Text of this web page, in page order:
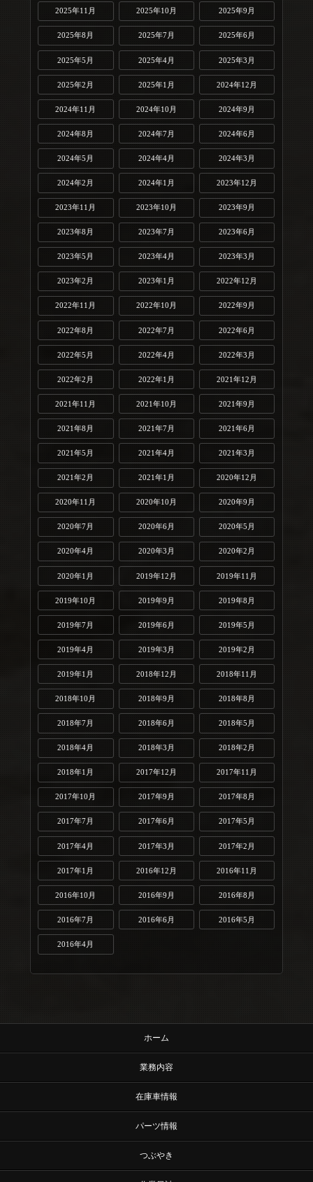
2025年11月 2025年10月 2025年9月
2025年8月 2025年7月 2025年6月
2025年5月 2025年4月 2025年3月
2025年2月 2025年1月 2024年12月
2024年11月 2024年10月 2024年9月
2024年8月 2024年7月 2024年6月
2024年5月 2024年4月 2024年3月
2024年2月 2024年1月 2023年12月
2023年11月 2023年10月 2023年9月
2023年8月 2023年7月 2023年6月
2023年5月 2023年4月 2023年3月
2023年2月 2023年1月 2022年12月
2022年11月 2022年10月 2022年9月
2022年8月 2022年7月 2022年6月
2022年5月 2022年4月 2022年3月
2022年2月 2022年1月 2021年12月
2021年11月 2021年10月 2021年9月
2021年8月 2021年7月 2021年6月
2021年5月 2021年4月 2021年3月
2021年2月 2021年1月 2020年12月
2020年11月 2020年10月 2020年9月
2020年7月 2020年6月 2020年5月
2020年4月 2020年3月 2020年2月
2020年1月 2019年12月 2019年11月
2019年10月 2019年9月 2019年8月
2019年7月 2019年6月 2019年5月
2019年4月 2019年3月 2019年2月
2019年1月 2018年12月 2018年11月
2018年10月 2018年9月 2018年8月
2018年7月 2018年6月 2018年5月
2018年4月 2018年3月 2018年2月
2018年1月 2017年12月 2017年11月
2017年10月 2017年9月 2017年8月
2017年7月 2017年6月 2017年5月
2017年4月 2017年3月 2017年2月
2017年1月 2016年12月 2016年11月
2016年10月 2016年9月 2016年8月
2016年7月 2016年6月 2016年5月
2016年4月
ホーム
業務内容
在庫車情報
パーツ情報
つぶやき